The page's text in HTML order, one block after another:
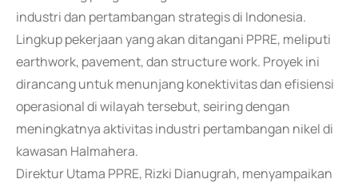
industri dan pertambangan strategis di Indonesia.
Lingkup pekerjaan yang akan ditangani PPRE, meliputi
earthwork, pavement, dan structure work. Proyek ini
dirancang untuk menunjang konektivitas dan efisiensi
operasional di wilayah tersebut, seiring dengan
meningkatnya aktivitas industri pertambangan nikel di
kawasan Halmahera.
Direktur Utama PPRE, Rizki Dianugrah, menyampaikan